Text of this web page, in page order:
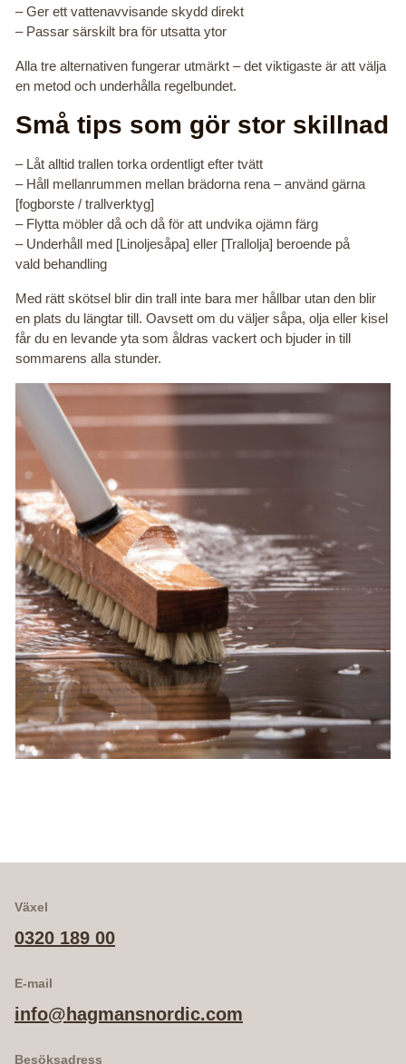
– Ger ett vattenavvisande skydd direkt
– Passar särskilt bra för utsatta ytor
Alla tre alternativen fungerar utmärkt – det viktigaste är att välja
en metod och underhålla regelbundet.
Små tips som gör stor skillnad
– Låt alltid trallen torka ordentligt efter tvätt
– Håll mellanrummen mellan brädorna rena – använd gärna
[fogborste / trallverktyg]
– Flytta möbler då och då för att undvika ojämn färg
– Underhåll med [Linoljesåpa] eller [Trallolja] beroende på
vald behandling
Med rätt skötsel blir din trall inte bara mer hållbar utan den blir
en plats du längtar till. Oavsett om du väljer såpa, olja eller kisel
får du en levande yta som åldras vackert och bjuder in till
sommarens alla stunder.
Växel
0320 189 00
E-mail
info@hagmansnordic.com
Besöksadress